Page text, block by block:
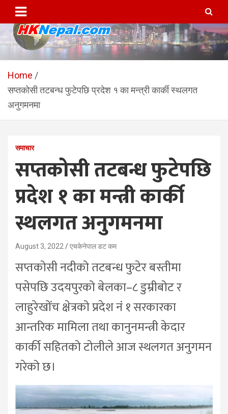
content
HKNepal.com – हङकङबाट
सञ्चालित पहिलो नेपाली अनलाईन
पत्रिका
hknepal, hknepal.com, hk nepal, hk nepal com
Home
सप्तकोसी तटबन्ध फुटेपछि प्रदेश १ का मन्त्री कार्की स्थलगत
अनुगमनमा
समाचार
सप्तकोसी तटबन्ध फुटेपछि
प्रदेश १ का मन्त्री कार्की
स्थलगत अनुगमनमा
August 3, 2022 एचकेनेपाल डट कम
सप्तकोसी नदीको तटबन्ध फुटेर बस्तीमा
पसेपछि उदयपुरको बेलका–८ डुम्रीबोट र
लाहुरेखोंच क्षेत्रको प्रदेश नं १ सरकारका
आन्तरिक मामिला तथा कानुनमन्त्री केदार
कार्की सहितको टोलीले आज स्थलगत अनुगमन
गरेको छ।